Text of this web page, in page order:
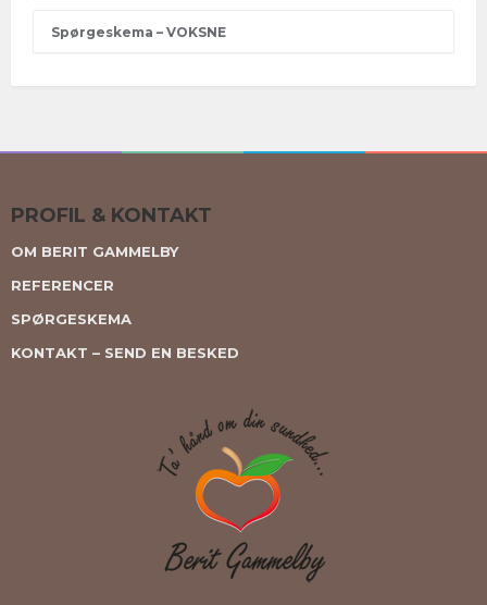
Spørgeskema – VOKSNE
PROFIL & KONTAKT
OM BERIT GAMMELBY
REFERENCER
SPØRGESKEMA
KONTAKT – SEND EN BESKED